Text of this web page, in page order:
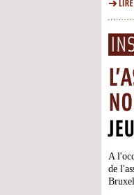
A
de